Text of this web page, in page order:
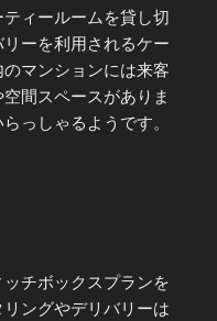
ィールームを貸し切
ーを利用されるケー
マンションには来客
間スペースがありま
っしゃるようです。
チボックスプランを
ングやデリバリーは